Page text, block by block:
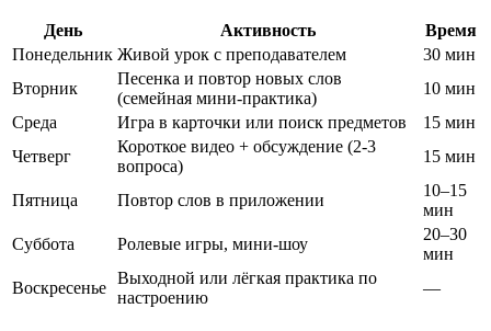
День Активность
Время
Понедельник Живой урок с преподавателем
30 мин
Вторник
Песенка и повтор новых слов
(семейная мини‑практика)
10 мин
Среда
Игра в карточки или поиск предметов
15 мин
Четверг
Короткое видео + обсуждение (2‑3
вопроса)
15 мин
Пятница Повтор слов в приложении
10–15
мин
Суббота
Ролевые игры, мини‑шоу
20–30
мин
Воскресенье
Выходной или лёгкая практика по
настроению
—